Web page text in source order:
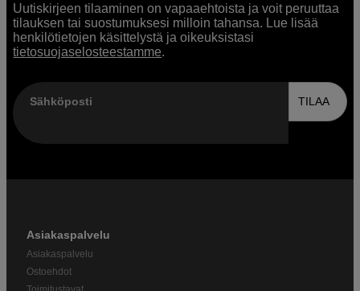
Uutiskirjeen tilaaminen on vapaaehtoista ja voit peruuttaa
tilauksen tai suostumuksesi milloin tahansa. Lue lisää
henkilötietojen käsittelystä ja oikeuksistasi
tietosuojaselosteestamme.
Sähköposti TILAA
Asiakaspalvelu
Asiakaspalvelu
Ostoehdot